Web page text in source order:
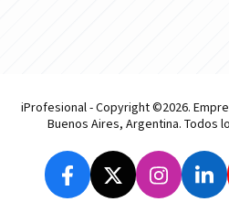
iProfesional - Copyright ©2026.
Buenos Aires, Argentina. Todos